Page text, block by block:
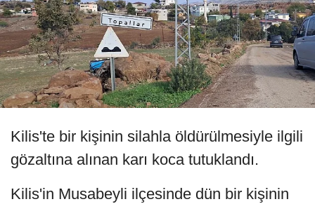
Kilis'te bir kişinin silahla öldürülmesiyle ilgili
gözaltına alınan karı koca tutuklandı.
Kilis'in Musabeyli ilçesinde dün bir kişinin